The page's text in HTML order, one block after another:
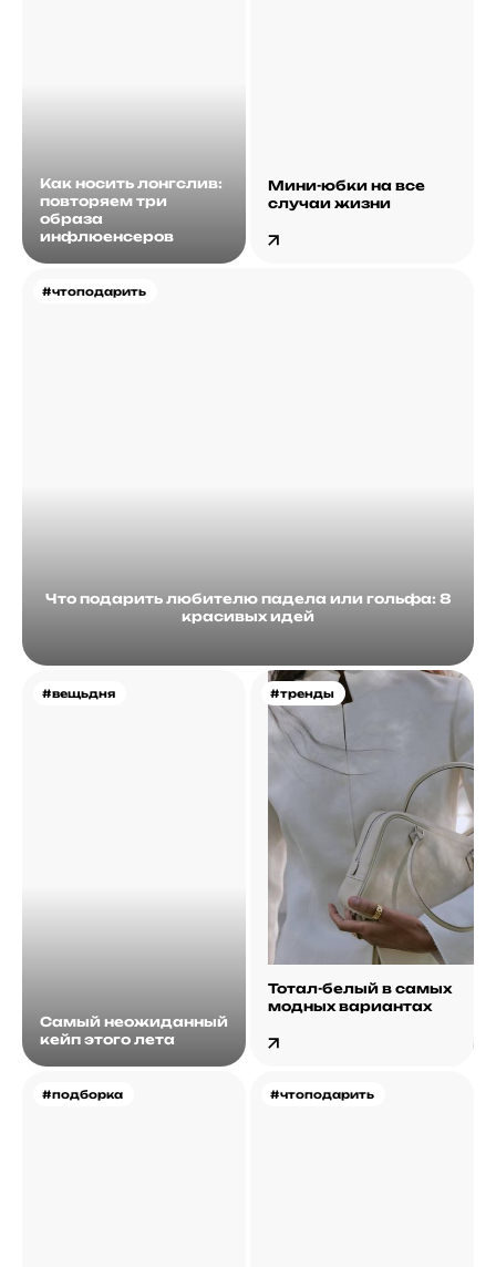
Как носить лонгслив:
повторяем три
образа
инфлюенсеров
#чтоподарить
Что подарить любителю падела или гольфа: 8
красивых идей
Мини-юбки на все
случаи жизни
#вещьдня
Самый неожиданный
кейп этого лета
#тренды
Тотал-белый в самых
модных вариантах
#подборка #чтоподарить